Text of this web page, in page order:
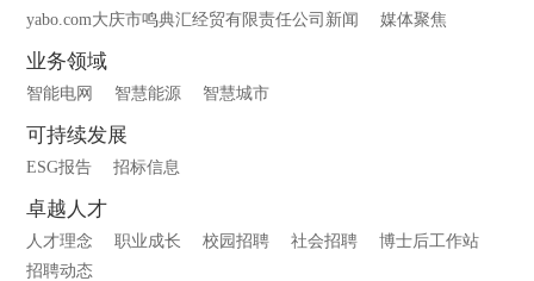
yabo.com大庆市鸣典汇经贸有限责任公司新闻 媒体聚焦
业务领域
智能电网 智慧能源 智慧城市
可持续发展
ESG报告 招标信息
卓越人才
人才理念 职业成长 校园招聘 社会招聘
博士后工作站
招聘动态